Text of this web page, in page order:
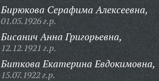
Бирюкова Серафима Алексеевна,
01.05.1926 г.р.
Бисанич Анна Григорьевна,
12.12.1921 г.р.
Биткова Екатерина Евдокимовна,
15.07.1922 г.р.